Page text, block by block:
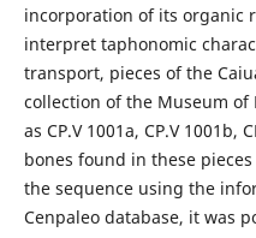
incorporation of its organic
interpret taphonomic
transport, pieces of the
collection of the Museum of
as CP.V 1001a, CP.V 1001b,
bones found in these
the sequence using the
Cenpaleo database, it was